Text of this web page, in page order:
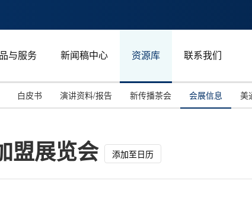
与服务 新闻稿中心 资源库 联系我们
白皮书 演讲资料/报告 新传播茶会 会展信息 美
盟展览会 添加至日历